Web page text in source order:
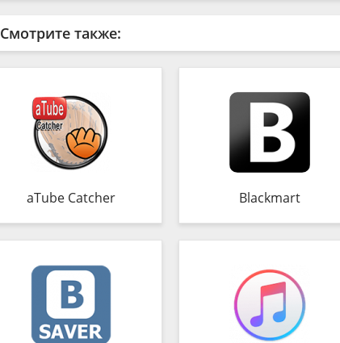
Смотрите также:
aTube Catcher Blackmart